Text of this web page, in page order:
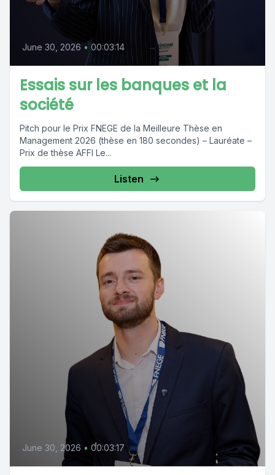
June 30, 2026 • 00:03:14
Essais sur les banques et la
société
Pitch pour le Prix FNEGE de la Meilleure Thèse en
Management 2026 (thèse en 180 secondes) – Lauréate –
Prix de thèse AFFI Le...
Listen
June 30, 2026 • 00:03:17